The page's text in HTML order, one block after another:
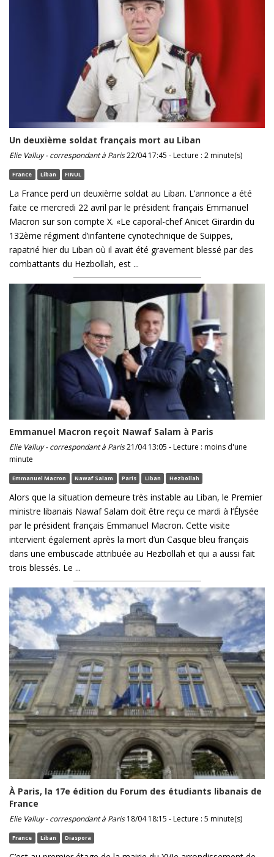
Un deuxième soldat français mort au Liban
Elie Valluy - correspondant à Paris22/04 17:45 - Lecture : 2 minute(s)
France Liban FINUL
La France perd un deuxième soldat au Liban. L’annonce a été
faite ce mercredi 22 avril par le président français Emmanuel
Macron sur son compte X. «Le caporal-chef Anicet Girardin du
132ème régiment d’infanterie cynotechnique de Suippes,
rapatrié hier du Liban où il avait été gravement blessé par des
combattants du Hezbollah, est ...
Emmanuel Macron reçoit Nawaf Salam à Paris
Elie Valluy - correspondant à Paris21/04 13:05 - Lecture : moins d'une
minute
Emmanuel Macron Nawaf Salam Paris Liban Hezbollah
Alors que la situation demeure très instable au Liban, le Premier
ministre libanais Nawaf Salam doit être reçu ce mardi à l’Élysée
par le président français Emmanuel Macron. Cette visite
intervient également après la mort d’un Casque bleu français
dans une embuscade attribuée au Hezbollah et qui a aussi fait
trois blessés. Le ...
À Paris, la 17e édition du Forum des étudiants libanais de
France
Elie Valluy - correspondant à Paris18/04 18:15 - Lecture : 5 minute(s)
France Liban Diaspora